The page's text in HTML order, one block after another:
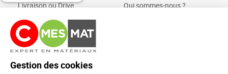
Livraison ou Drive
Paiement sécurisé
Foire aux questions
Qui sommes-nous ?